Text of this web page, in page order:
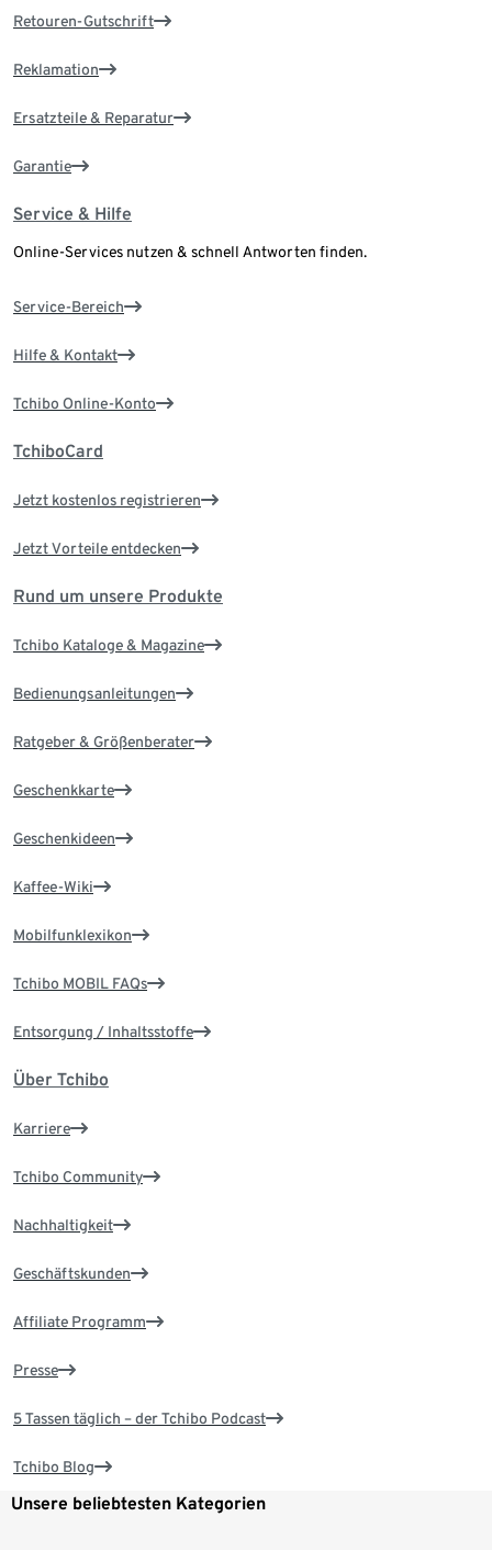
Retouren-Gutschrift
Reklamation
Ersatzteile & Reparatur
Garantie
Service & Hilfe
Online-Services nutzen & schnell Antworten finden.
Service-Bereich
Hilfe & Kontakt
Tchibo Online-Konto
TchiboCard
Jetzt kostenlos registrieren
Jetzt Vorteile entdecken
Rund um unsere Produkte
Tchibo Kataloge & Magazine
Bedienungsanleitungen
Ratgeber & Größenberater
Geschenkkarte
Geschenkideen
Kaffee-Wiki
Mobilfunklexikon
Tchibo MOBIL FAQs
Entsorgung / Inhaltsstoffe
Über Tchibo
Karriere
Tchibo Community
Nachhaltigkeit
Geschäftskunden
Affiliate Programm
Presse
5 Tassen täglich – der Tchibo Podcast
Tchibo Blog
Unsere beliebtesten Kategorien